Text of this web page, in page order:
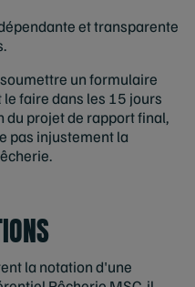
et transparente
un formulaire
faire dans les 15 jours
projet de rapport final,
pas injustement la
la notation d'une